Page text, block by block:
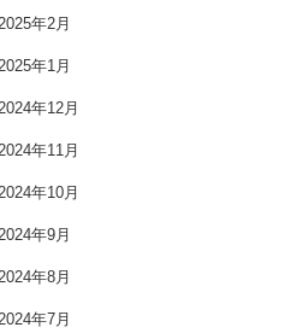
2025年2月
2025年1月
2024年12月
2024年11月
2024年10月
2024年9月
2024年8月
2024年7月